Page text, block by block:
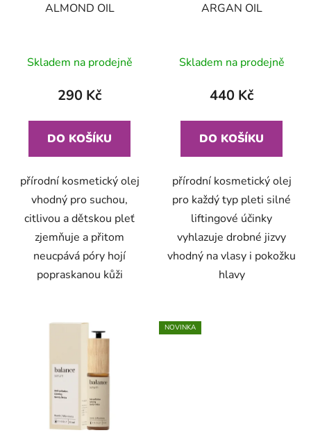
ALMOND OIL
Skladem na prodejně
290 Kč
DO KOŠÍKU
přírodní kosmetický olej
vhodný pro suchou,
citlivou a dětskou pleť
zjemňuje a přitom
neucpává póry hojí
popraskanou kůži
ARGAN OIL
Skladem na prodejně
440 Kč
DO KOŠÍKU
přírodní kosmetický olej
pro každý typ pleti silné
liftingové účinky
vyhlazuje drobné jizvy
vhodný na vlasy i pokožku
hlavy
NOVINKA